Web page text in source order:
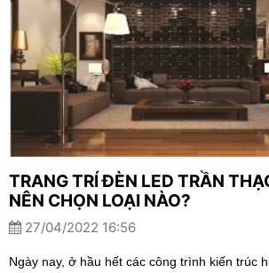
TRANG TRÍ ĐÈN LED TRẦN
NÊN CHỌN LOẠI NÀO?
27/04/2022 16:56
Ngày nay, ở hầu hết các công trình kiến trúc